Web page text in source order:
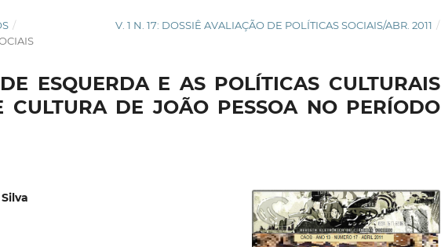
/ V. 1 N. 17: DOSSIÊ AVALIAÇÃO DE POLÍTICAS SOCIAIS/ABR. 2011 /
ESQUERDA E AS POLÍTICAS CULTURAIS
CULTURA DE JOÃO PESSOA NO PERÍODO